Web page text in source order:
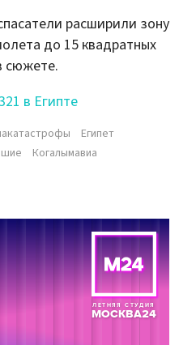
расширили зону
до 15 квадратных
сюжете.
в Египте
Египет
Когалымавиа